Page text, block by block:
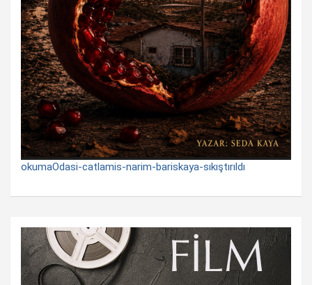
okumaOdasi-catlamis-narim-bariskaya-sıkıştırıldı